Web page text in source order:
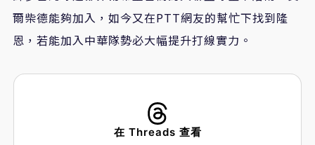
爾柴德能夠加入，如今又在PTT網友的幫忙下找到隆
恩，若能加入中華隊勢必大幅提升打線實力。
在 Threads 查看